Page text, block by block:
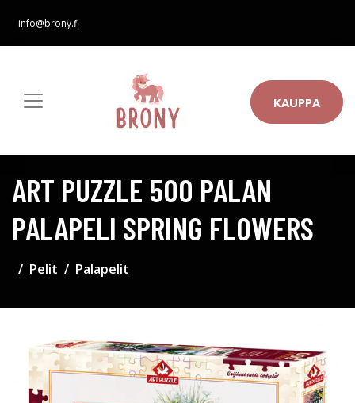
info@brony.fi
KAUPPA
ART PUZZLE 500 PALAN
PALAPELI SPRING FLOWERS
Pelit Palapelit